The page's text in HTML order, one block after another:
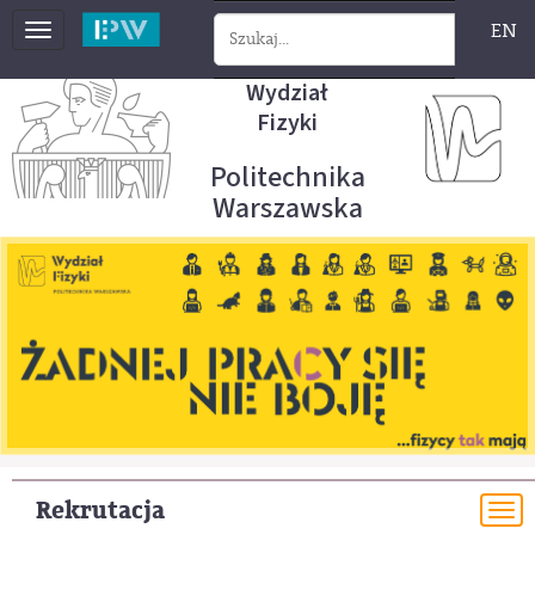
Toggle
EN
Wydział
Fizyki
Politechnika
Warszawska
Rekrutacja